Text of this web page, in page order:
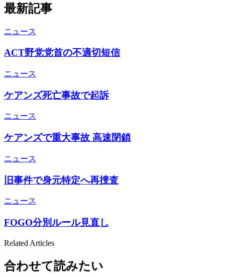
最新記事
ニュース
ACT野党党首の不適切短信
ニュース
ケアンズ死亡事故で起訴
ニュース
ケアンズで重大事故 高速閉鎖
ニュース
旧事件で身元特定へ再捜査
ニュース
FOGO分別ルール見直し
Related Articles
合わせて読みたい